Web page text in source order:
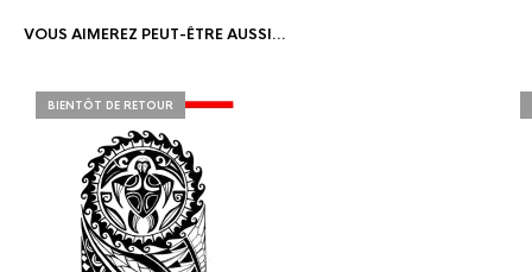
VOUS AIMEREZ PEUT-ÊTRE AUSSI…
BIENTÔT DE RETOUR